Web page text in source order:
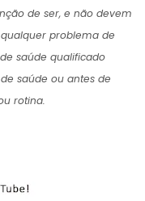
de ser, e não devem
problema de
saúde qualificado
saúde ou antes de
rotina.